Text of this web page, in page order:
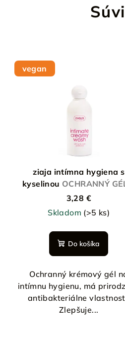
vegan
ziaja intímna hygiena s
kyselinou OCHRANNÝ
KYSELINOU MLIEČNOU
3,28 €
Skladom (>5 ks)
Do košíka
Ochranný krémový gél
intímnu hygienu, má
antibakteriálne
Zlepšuje...